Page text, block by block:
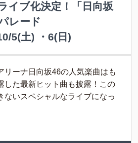
イブ化決定！「日向坂
レード
5(土) ・6(日)
リーナ日向坂46の人気楽曲はも
した最新ヒット曲も披露！この
ないスペシャルなライブになっ